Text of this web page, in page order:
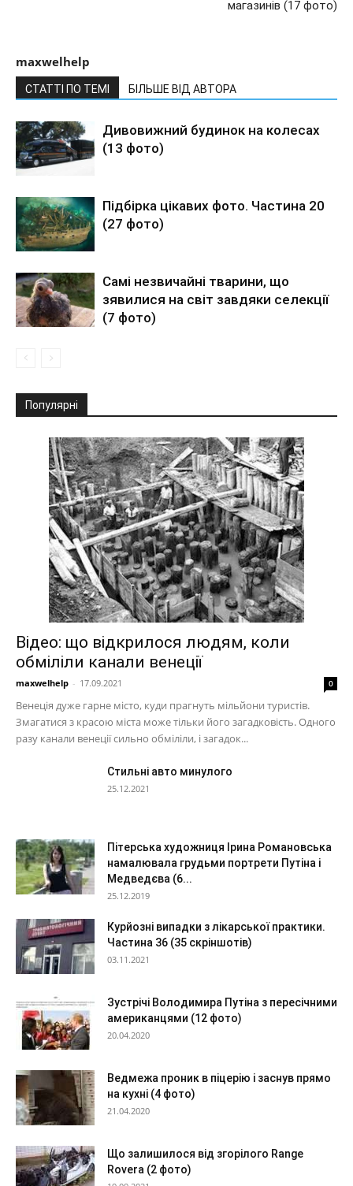
магазинів (17 фото)
maxwelhelp
СТАТТІ ПО ТЕМІ БІЛЬШЕ ВІД АВТОРА
Дивовижний будинок на колесах
(13 фото)
Підбірка цікавих фото. Частина 20
(27 фото)
Самі незвичайні тварини, що
зявилися на світ завдяки селекції
(7 фото)
Популярні
Відео: що відкрилося людям, коли
обміліли канали венеції
maxwelhelp - 17.09.2021 0
Венеція дуже гарне місто, куди прагнуть мільйони туристів.
Змагатися з красою міста може тільки його загадковість. Одного
разу канали венеції сильно обміліли, і загадок...
Стильні авто минулого
25.12.2021
Пітерська художниця Ірина Романовська
намалювала грудьми портрети Путіна і
Медведєва (6...
25.12.2019
Курйозні випадки з лікарської практики.
Частина 36 (35 скріншотів)
03.11.2021
Зустрічі Володимира Путіна з пересічними
американцями (12 фото)
20.04.2020
Ведмежа проник в піцерію і заснув прямо
на кухні (4 фото)
21.04.2020
Що залишилося від згорілого Range
Rovera (2 фото)